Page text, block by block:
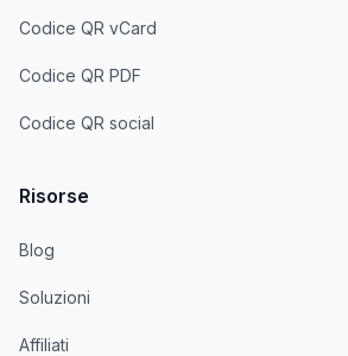
Codice QR vCard
Codice QR PDF
Codice QR social
Risorse
Blog
Soluzioni
Affiliati